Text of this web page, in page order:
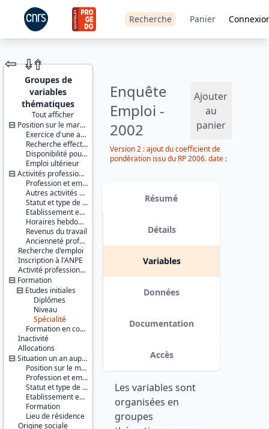
Recherche Panier
JEU DE
DONNÉES
Enquête
Emploi -
2002
Ajouter
au
panier
Version 2 : ajout du coefficient de
pondération issu du RP 2006. date :
⇦ ⇮⇮
Groupes de
variables
thématiques
Tout afficher
Position sur le marché du travail
Exercice d'une activité professionnelle effective
Recherche effective d'un travail
Disponibilité pour travailler
Emploi ultérieur
Activités professionnelles
Profession et employeur principaux
Autres activités professionnelles
Statut et type de contrat
Etablissement employeur
Horaires hebdomadaires
Revenus du travail
Ancienneté professionnelle
Recherche d'emploi
Inscription à l'ANPE
Activité professionnelle antérieure
Formation
Etudes initiales
Diplômes
Niveau
Spécialité
Formation en cours
Inactivité
Allocations
Situation un an auparavant
Position sur le marché du travail
Profession et employeur principaux
Statut et type de contrat
Etablissement employeur
Formation
Lieu de résidence
Origine sociale
Identifiants :
lil-0146
doi:10.13144/lil-
0146
Thème :
Travail et
emploi
Série :
Enquête
Emploi /
Enquête
Emploi en
continu
(EE / EEC)
Couverture
géographique :
France
métropolitaine
Producteur :
INSEE
Diffuseur :
Résumé
Détails
Variables
Données
Documentation
Accès
Les variables sont
organisées en
groupes